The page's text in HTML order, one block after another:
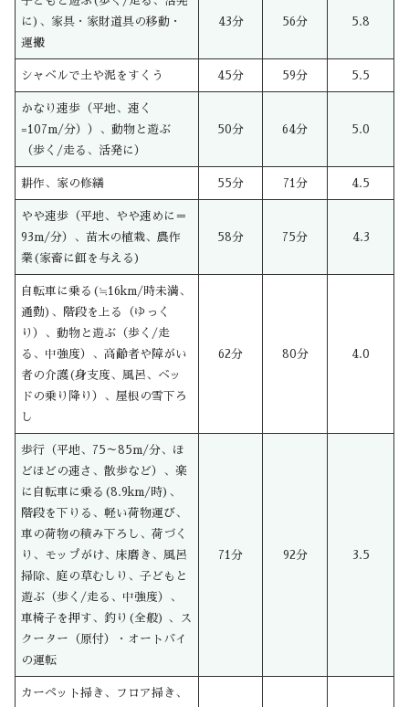
に)、家具・家財道具の移動・
運搬
43分 56分 5.8
シャベルで土や泥をすくう 45分 59分 5.5
かなり速歩（平地、速く
=107m/分））、動物と遊ぶ
（歩く/走る、活発に）
50分 64分 5.0
耕作、家の修繕 55分 71分 4.5
やや速歩（平地、やや速めに＝
93m/分）、苗木の植栽、農作
業(家畜に餌を与える)
58分 75分 4.3
自転車に乗る(≒16km/時未満、
通勤)、階段を上る（ゆっく
り）、動物と遊ぶ（歩く/走
る、中強度）、高齢者や障がい
者の介護(身支度、風呂、ベッ
ドの乗り降り）、屋根の雪下ろ
し
62分 80分 4.0
歩行（平地、75～85m/分、ほ
どほどの速さ、散歩など）、楽
に自転車に乗る(8.9km/時)、
階段を下りる、軽い荷物運び、
車の荷物の積み下ろし、荷づく
り、モップがけ、床磨き、風呂
掃除、庭の草むしり、子どもと
遊ぶ（歩く/走る、中強度）、
車椅子を押す、釣り(全般) 、ス
クーター（原付）・オートバイ
の運転
71分 92分 3.5
カーペット掃き、フロア掃き、